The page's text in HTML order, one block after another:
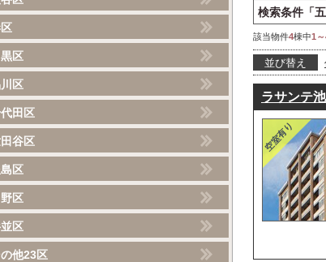
検索条件「
該当物件4棟中1
並び替え
ラサンテ
黒区
区
田区
谷区
区
区
区
他23区